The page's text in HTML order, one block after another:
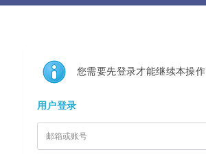
您需要先登录才能继续本操作
用户登录